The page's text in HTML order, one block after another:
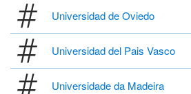
Universidad de Oviedo
Universidad del Pais Vasco
Universidade da Madeira